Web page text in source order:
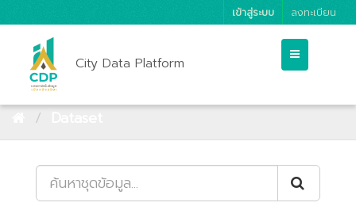
เข้าสู่ระบบ ลงทะเบียน
City Data Platform